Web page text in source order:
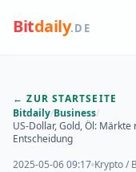
Bitdaily.DE
← ZUR STARTSEITE
Bitdaily/Business/
US-Dollar, Gold, Öl:
Entscheidung
2025-05-06 09:17 Krypto /